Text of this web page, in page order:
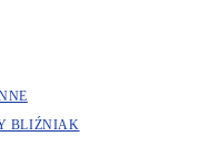
BLIŹNIAK